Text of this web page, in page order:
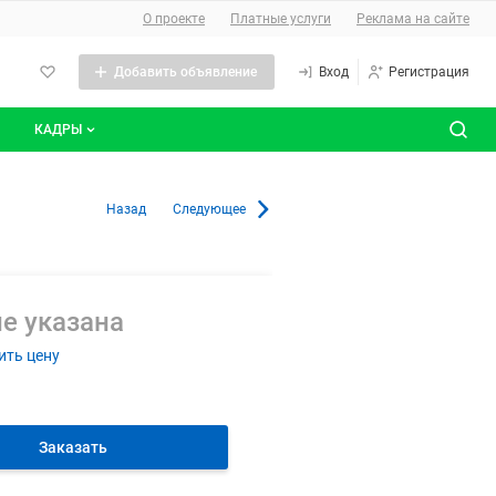
О сайте
О проекте Платные услуги Реклама на сайте
Добавить объявление Вход Регистрация
КАДРЫ
Назад Следующее
указана
цену
Заказать